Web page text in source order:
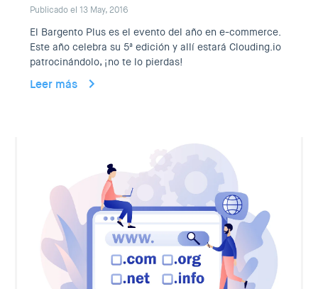
Publicado el 13 May, 2016
El Bargento Plus es el evento del año en e-commerce.
Este año celebra su 5ª edición y allí estará Clouding.io
patrocinándolo, ¡no te lo pierdas!
Leer más